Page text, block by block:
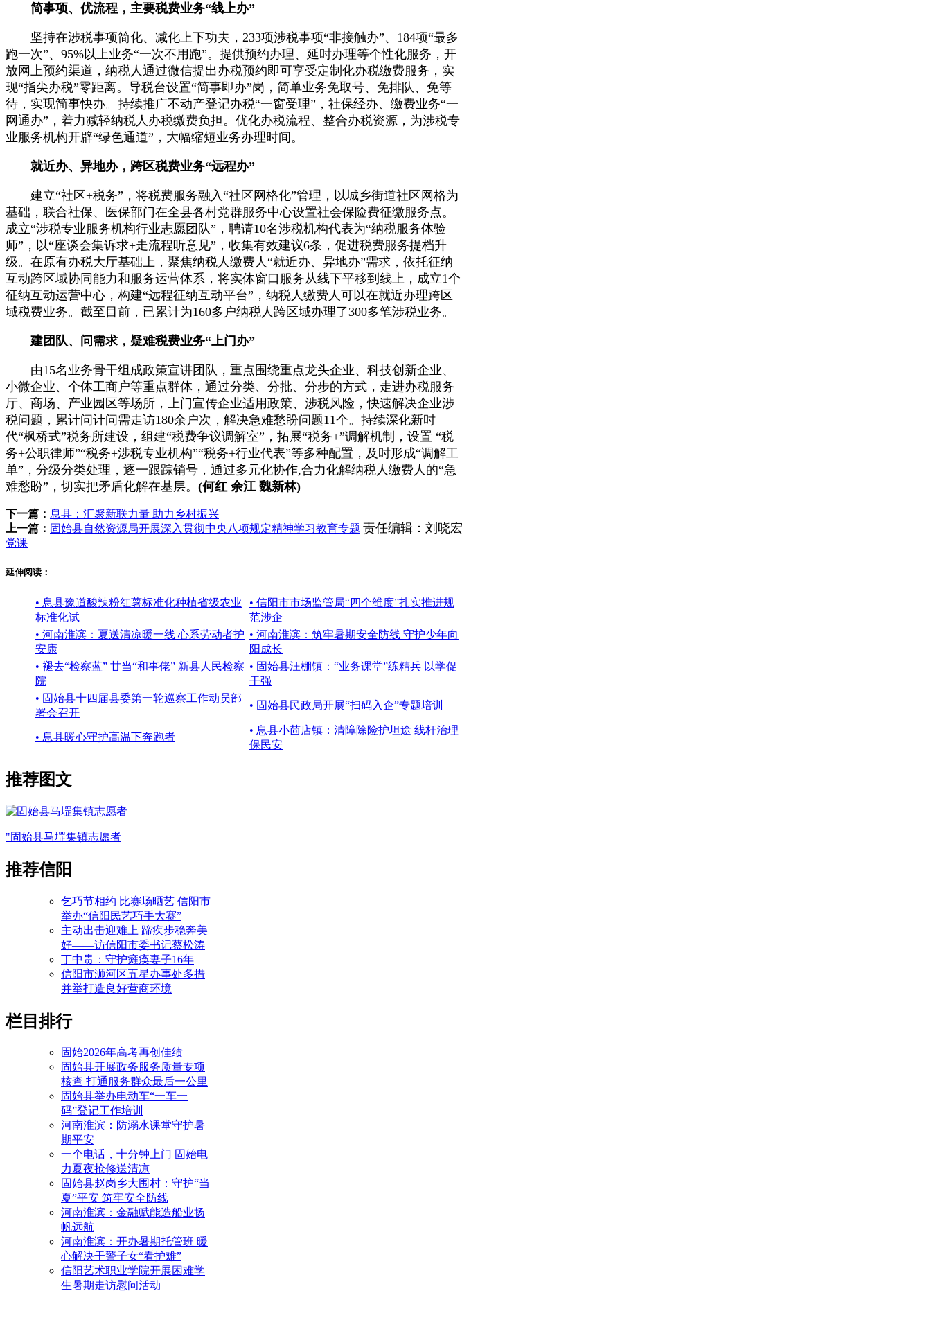
简事项、优流程，主要税费业务“线上办”
坚持在涉税事项简化、减化上下功夫，233项涉税事项“非接触办”、184项“最多
跑一次”、95%以上业务“一次不用跑”。提供预约办理、延时办理等个性化服务，开
放网上预约渠道，纳税人通过微信提出办税预约即可享受定制化办税缴费服务，实
现“指尖办税”零距离。导税台设置“简事即办”岗，简单业务免取号、免排队、免等
待，实现简事快办。持续推广不动产登记办税“一窗受理”，社保经办、缴费业务“一
网通办”，着力减轻纳税人办税缴费负担。优化办税流程、整合办税资源，为涉税专
业服务机构开辟“绿色通道”，大幅缩短业务办理时间。
就近办、异地办，跨区税费业务“远程办”
建立“社区+税务”，将税费服务融入“社区网格化”管理，以城乡街道社区网格为
基础，联合社保、医保部门在全县各村党群服务中心设置社会保险费征缴服务点。
成立“涉税专业服务机构行业志愿团队”，聘请10名涉税机构代表为“纳税服务体验
师”，以“座谈会集诉求+走流程听意见”，收集有效建议6条，促进税费服务提档升
级。在原有办税大厅基础上，聚焦纳税人缴费人“就近办、异地办”需求，依托征纳
互动跨区域协同能力和服务运营体系，将实体窗口服务从线下平移到线上，成立1个
征纳互动运营中心，构建“远程征纳互动平台”，纳税人缴费人可以在就近办理跨区
域税费业务。截至目前，已累计为160多户纳税人跨区域办理了300多笔涉税业务。
建团队、问需求，疑难税费业务“上门办”
由15名业务骨干组成政策宣讲团队，重点围绕重点龙头企业、科技创新企业、
小微企业、个体工商户等重点群体，通过分类、分批、分步的方式，走进办税服务
厅、商场、产业园区等场所，上门宣传企业适用政策、涉税风险，快速解决企业涉
税问题，累计问计问需走访180余户次，解决急难愁盼问题11个。持续深化新时
代“枫桥式”税务所建设，组建“税费争议调解室”，拓展“税务+”调解机制，设置 “税
务+公职律师”“税务+涉税专业机构”“税务+行业代表”等多种配置，及时形成“调解工
单”，分级分类处理，逐一跟踪销号，通过多元化协作,合力化解纳税人缴费人的“急
难愁盼”，切实把矛盾化解在基层。 (何红 余江 魏新林)
责任编辑：刘晓宏
下一篇： 息县：汇聚新联力量 助力乡村振兴
上一篇： 固始县自然资源局开展深入贯彻中央八项规定精神学习教育专题
党课
延伸阅读：
• 息县豫道酸辣粉红薯标准化种植省级农业
标准化试
• 信阳市市场监管局“四个维度”扎实推进规
范涉企
• 河南淮滨：夏送清凉暖一线 心系劳动者护
安康
• 河南淮滨：筑牢暑期安全防线 守护少年向
阳成长
• 褪去“检察蓝” 甘当“和事佬” 新县人民检察
院
• 固始县汪棚镇：“业务课堂”练精兵 以学促
干强
• 固始县十四届县委第一轮巡察工作动员部
署会召开
• 固始县民政局开展“扫码入企”专题培训
• 息县暖心守护高温下奔跑者
• 息县小茴店镇：清障除险护坦途 线杆治理
保民安
推荐图文
"固始县马堽集镇志愿者
推荐信阳
乞巧节相约 比赛场晒艺 信阳市
举办“信阳民艺巧手大赛”
主动出击迎难上 蹄疾步稳奔美
好——访信阳市委书记蔡松涛
丁中贵：守护瘫痪妻子16年
信阳市浉河区五星办事处多措
并举打造良好营商环境
栏目排行
固始2026年高考再创佳绩
固始县开展政务服务质量专项
核查 打通服务群众最后一公里
固始县举办电动车“一车一
码”登记工作培训
河南淮滨：防溺水课堂守护暑
期平安
一个电话，十分钟上门 固始电
力夏夜抢修送清凉
固始县赵岗乡大围村：守护“当
夏”平安 筑牢安全防线
河南淮滨：金融赋能造船业扬
帆远航
河南淮滨：开办暑期托管班 暖
心解决干警子女“看护难”
信阳艺术职业学院开展困难学
生暑期走访慰问活动